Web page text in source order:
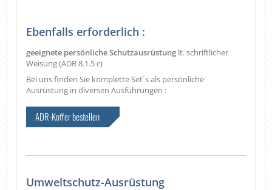
Ebenfalls erforderlich :
geeignete persönliche Schutzausrüstung lt. schriftlicher
Weisung (ADR 8.1.5 c)
Bei uns finden Sie komplette Set´s als persönliche
Ausrüstung in diversen Ausführungen :
ADR-Koffer bestellen
Umweltschutz-Ausrüstung